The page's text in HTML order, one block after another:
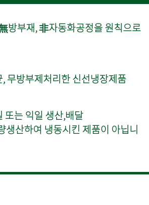
방부재, 非자동화공정을 원칙으로
무방부제처리한 신선냉장제품
또는 익일 생산,배달
생산하여 냉동시킨 제품이 아닙니